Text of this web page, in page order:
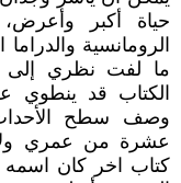
حياة أكبر
الرومانسية
ما لفت نظري إلى
الكتاب قد ينطوي
وصف سطح الأحداث
عشرة من عمري
كتاب اخر كان